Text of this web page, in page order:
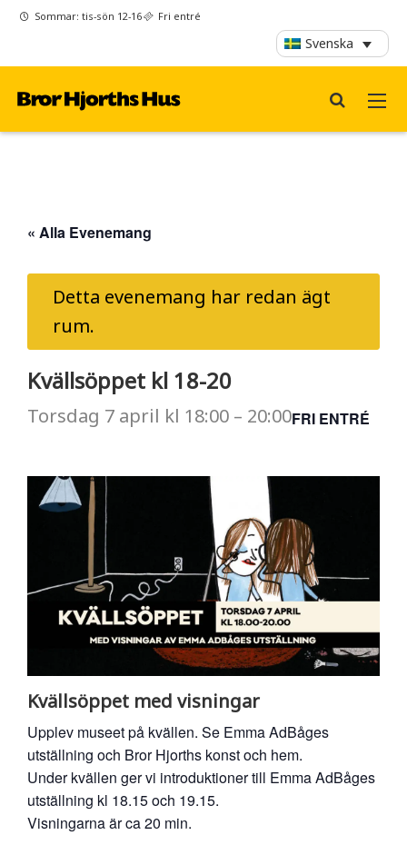
Sommar: tis-sön 12-16 Fri entré
Svenska
« Alla Evenemang
Detta evenemang har redan ägt
rum.
Kvällsöppet kl 18-20
Torsdag 7 april kl 18:00 – 20:00FRI ENTRÉ
Kvällsöppet med visningar
Upplev museet på kvällen. Se Emma AdBåges
utställning och Bror Hjorths konst och hem.
Under kvällen ger vi introduktioner till Emma AdBåges
utställning kl 18.15 och 19.15.
Visningarna är ca 20 min.